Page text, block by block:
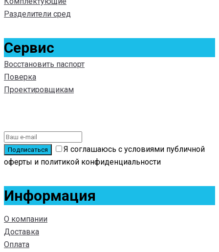
Разделители сред
Сервис
Восстановить паспорт
Поверка
Проектировщикам
Я соглашаюсь с условиями публичной
оферты и политикой конфиденциальности
Информация
О компании
Доставка
Оплата